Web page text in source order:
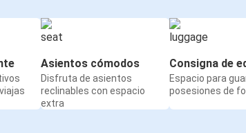
Asientos cómodos
Disfruta de asientos
reclinables con espacio
extra
Consigna de
Espacio para
posesiones de